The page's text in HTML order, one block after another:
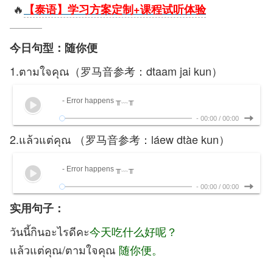
🔥 【泰语】学习方案定制+课程试听体验
今日句型：随你便
1.ตามใจคุณ（罗马音参考：dtaam jai kun）
- Error happens ╥﹏╥
- 00:00 / 00:00
2.แล้วแต่คุณ （罗马音参考：láew dtàe kun）
- Error happens ╥﹏╥
- 00:00 / 00:00
实用句子：
วันนี้กินอะไรดีคะ今天吃什么好呢？
แล้วแต่คุณ/ตามใจคุณ 随你便。